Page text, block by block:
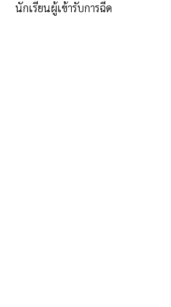
นักเรียนผู้เข้ารับการฉีด